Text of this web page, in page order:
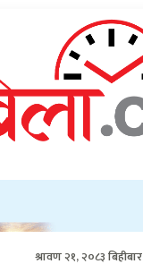
श्रावण २१, २०८३ बिहीबार